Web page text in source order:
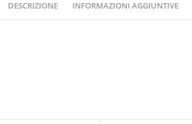
DESCRIZIONE INFORMAZIONI AGGIUNTIVE